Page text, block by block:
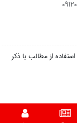
از مطالب با ذکر